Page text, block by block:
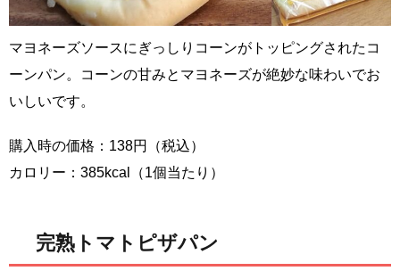
マヨネーズソースにぎっしりコーンがトッピングされたコ
ーンパン。コーンの甘みとマヨネーズが絶妙な味わいでお
いしいです。
購入時の価格：138円（税込）
カロリー：385kcal（1個当たり）
完熟トマトピザパン